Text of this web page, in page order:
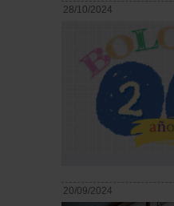
28/10/2024
20/09/2024